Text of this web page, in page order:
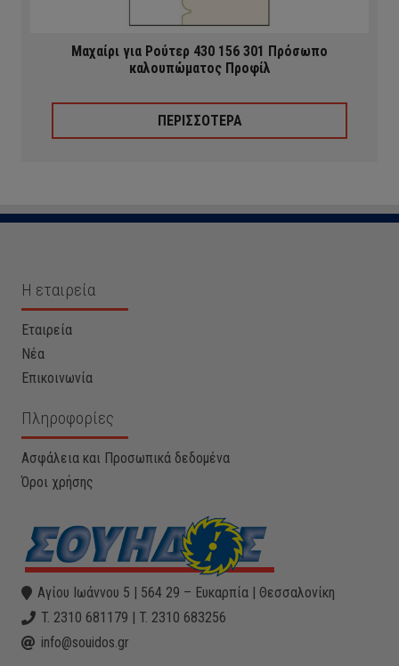
Μαχαίρι για Ρούτερ 430 156 301 Πρόσωπο
καλουπώματος Προφίλ
ΠΕΡΙΣΣΟΤΕΡΑ
Η εταιρεία
Εταιρεία
Νέα
Επικοινωνία
Πληροφορίες
Ασφάλεια και Προσωπικά δεδομένα
Όροι χρήσης
Αγίου Ιωάννου 5 | 564 29 – Ευκαρπία | Θεσσαλονίκη
T. 2310 681179 | T. 2310 683256
info@souidos.gr